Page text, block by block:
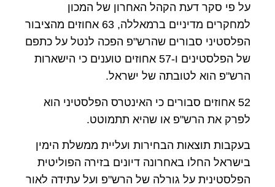
על פי סקר דעת הקהל האחרון של המכון
למחקרים מדיניים ברמאללה, 63 אחוזים מהציבור
הפלסטיני סבורים שהרש"פ הפכה לנטל על כתפם
של הפלסטינים ו-57 אחוזים טוענים כי הישארות
הרש"פ הוא לטובתה של ישראל.
52 אחוזים סבורים כי האינטרס הפלסטיני הוא
לפרק את הרש"פ או שהיא תתמוטט.
בעקבות תוצאות הבחירות ועליית ממשלת הימין
בישראל החלו באחרונה דיונים בזירה הפוליטית
הפלסטינית על גורלה של הרש"פ ועל עתידה לאור